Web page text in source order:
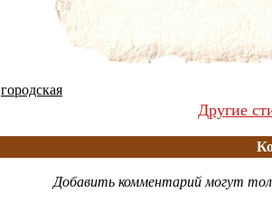
городская
Другие
Добавить комментарий могут